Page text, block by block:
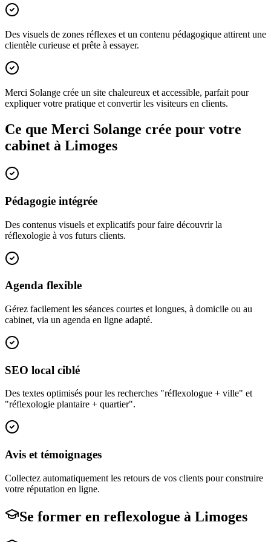
Des visuels de zones réflexes et un contenu pédagogique attirent une
clientèle curieuse et prête à essayer.
Merci Solange crée un site chaleureux et accessible, parfait pour
expliquer votre pratique et convertir les visiteurs en clients.
Ce que Merci Solange crée pour votre
cabinet à Limoges
Pédagogie intégrée
Des contenus visuels et explicatifs pour faire découvrir la
réflexologie à vos futurs clients.
Agenda flexible
Gérez facilement les séances courtes et longues, à domicile ou au
cabinet, via un agenda en ligne adapté.
SEO local ciblé
Des textes optimisés pour les recherches "réflexologue + ville" et
"réflexologie plantaire + quartier".
Avis et témoignages
Collectez automatiquement les retours de vos clients pour construire
votre réputation en ligne.
Se former en reflexologue à Limoges